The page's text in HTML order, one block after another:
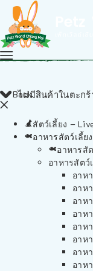
ไม่มีสินค้าในตะกร้
Back
สัตว์เลี้ยง –
อาหารสัตว์เลี้ย
อาหารสั
อาหารสัตว์
อาห
อาห
อาห
อาห
อาห
อาห
อาห
อาห